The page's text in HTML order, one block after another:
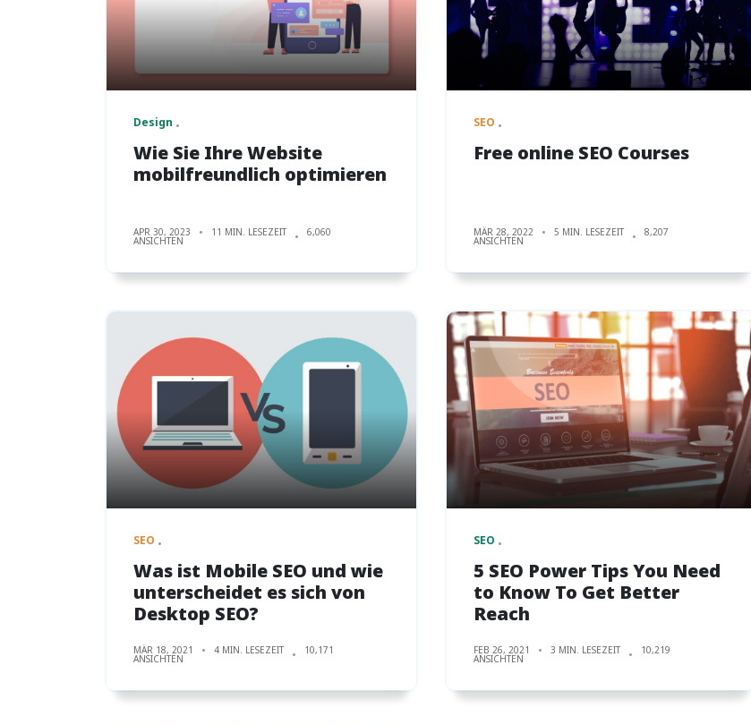
Design
Wie Sie Ihre Website
mobilfreundlich optimieren
APR 30, 2023 11 MIN. LESEZEIT 6,060
ANSICHTEN
SEO
Free online SEO Courses
MÄR 28, 2022 5 MIN. LESEZEIT 8,207
ANSICHTEN
SEO
Was ist Mobile SEO und wie
unterscheidet es sich von
Desktop SEO?
MÄR 18, 2021 4 MIN. LESEZEIT 10,171
ANSICHTEN
SEO
5 SEO Power Tips You Need
to Know To Get Better
Reach
FEB 26, 2021 3 MIN. LESEZEIT 10,219
ANSICHTEN